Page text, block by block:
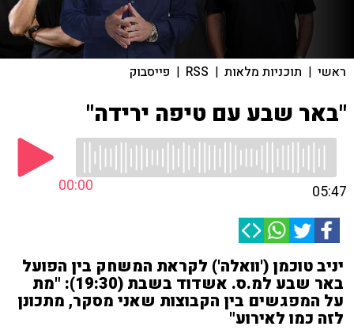
ראשי | תוכניות מלאות |
RSS
| פייסבוק
"באר שבע עם טיפה ירידה"
00:00 05:47
יניב טוכמן ('וואלה') לקראת המשחק בין הפועל
באר שבע למ.ס. אשדוד בשבת (19:30): "מת
על המפגשים בין הקבוצות שאני מסקר, מתכונן
לזה כמו לאירוע"